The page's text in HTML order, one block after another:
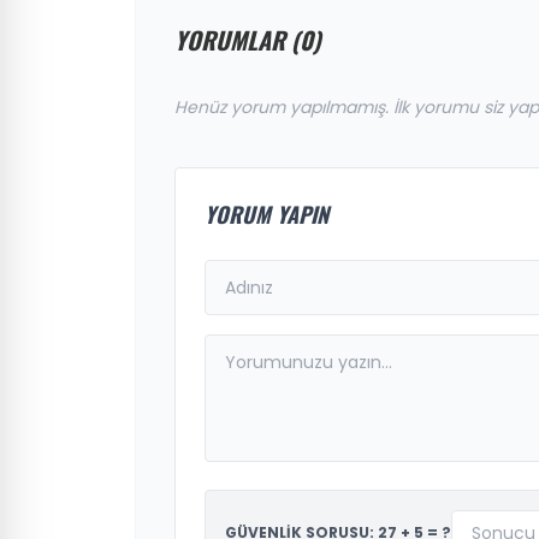
YORUMLAR (0)
Henüz yorum yapılmamış. İlk yorumu siz
YORUM YAPIN
GÜVENLİK SORUSU: 27 + 5 = ?